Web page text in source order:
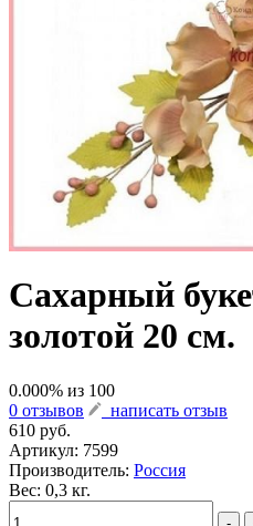
Сахарный
золотой 20 см.
0.000% из 100
0 отзывов
написать отзыв
610 руб.
Артикул: 7599
Производитель: Россия
Вес: 0,3 кг.